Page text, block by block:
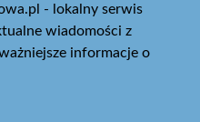
- lokalny serwis
wiadomości z
informacje o